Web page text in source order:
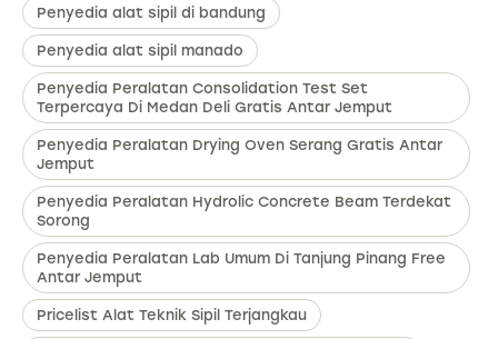
Penyedia alat sipil di bandung
Penyedia alat sipil manado
Penyedia Peralatan Consolidation Test Set
Terpercaya Di Medan Deli Gratis Antar Jemput
Penyedia Peralatan Drying Oven Serang Gratis Antar
Jemput
Penyedia Peralatan Hydrolic Concrete Beam Terdekat
Sorong
Penyedia Peralatan Lab Umum Di Tanjung Pinang Free
Antar Jemput
Pricelist Alat Teknik Sipil Terjangkau